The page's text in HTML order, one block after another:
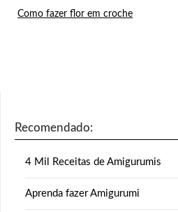
Como fazer flor em croche
Recomendado:
4 Mil Receitas de Amigurumis
Aprenda fazer Amigurumi